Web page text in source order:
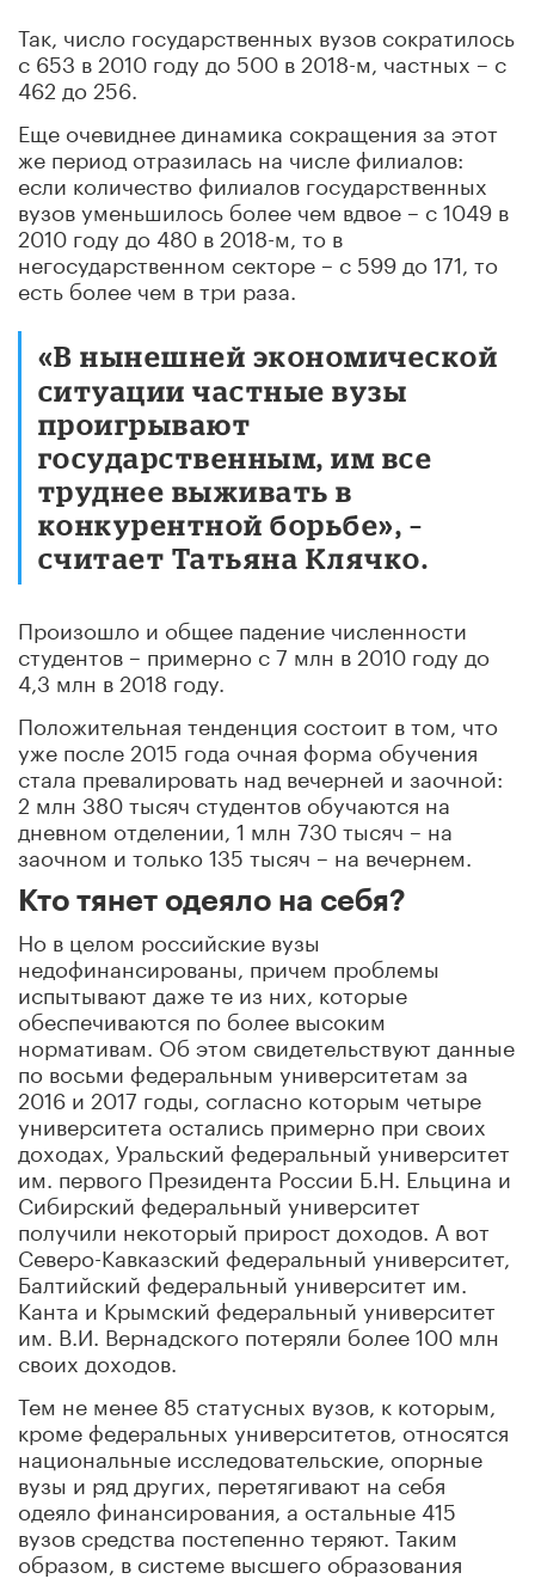
Так, число государственных вузов сократилось
с 653 в 2010 году до 500 в 2018-м, частных – с
462 до 256.
Еще очевиднее динамика сокращения за этот
же период отразилась на числе филиалов:
если количество филиалов государственных
вузов уменьшилось более чем вдвое – с 1049 в
2010 году до 480 в 2018-м, то в
негосударственном секторе – с 599 до 171, то
есть более чем в три раза.
«В нынешней экономической
ситуации частные вузы
проигрывают
государственным, им все
труднее выживать в
конкурентной борьбе», –
считает Татьяна Клячко.
Произошло и общее падение численности
студентов – примерно с 7 млн в 2010 году до
4,3 млн в 2018 году.
Положительная тенденция состоит в том, что
уже после 2015 года очная форма обучения
стала превалировать над вечерней и заочной:
2 млн 380 тысяч студентов обучаются на
дневном отделении, 1 млн 730 тысяч – на
заочном и только 135 тысяч – на вечернем.
Кто тянет одеяло на себя?
Но в целом российские вузы
недофинансированы, причем проблемы
испытывают даже те из них, которые
обеспечиваются по более высоким
нормативам. Об этом свидетельствуют данные
по восьми федеральным университетам за
2016 и 2017 годы, согласно которым четыре
университета остались примерно при своих
доходах, Уральский федеральный университет
им. первого Президента России Б.Н. Ельцина и
Сибирский федеральный университет
получили некоторый прирост доходов. А вот
Северо-Кавказский федеральный университет,
Балтийский федеральный университет им.
Канта и Крымский федеральный университет
им. В.И. Вернадского потеряли более 100 млн
своих доходов.
Тем не менее 85 статусных вузов, к которым,
кроме федеральных университетов, относятся
национальные исследовательские, опорные
вузы и ряд других, перетягивают на себя
одеяло финансирования, а остальные 415
вузов средства постепенно теряют. Таким
образом, в системе высшего образования